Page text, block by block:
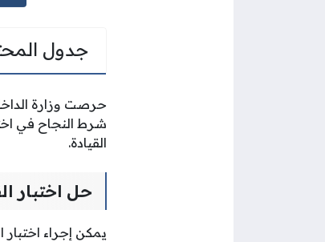
جدول
حرصت وزارة
شرط النجاح في
القيادة.
حل اختبار
يمكن إجراء اختبار